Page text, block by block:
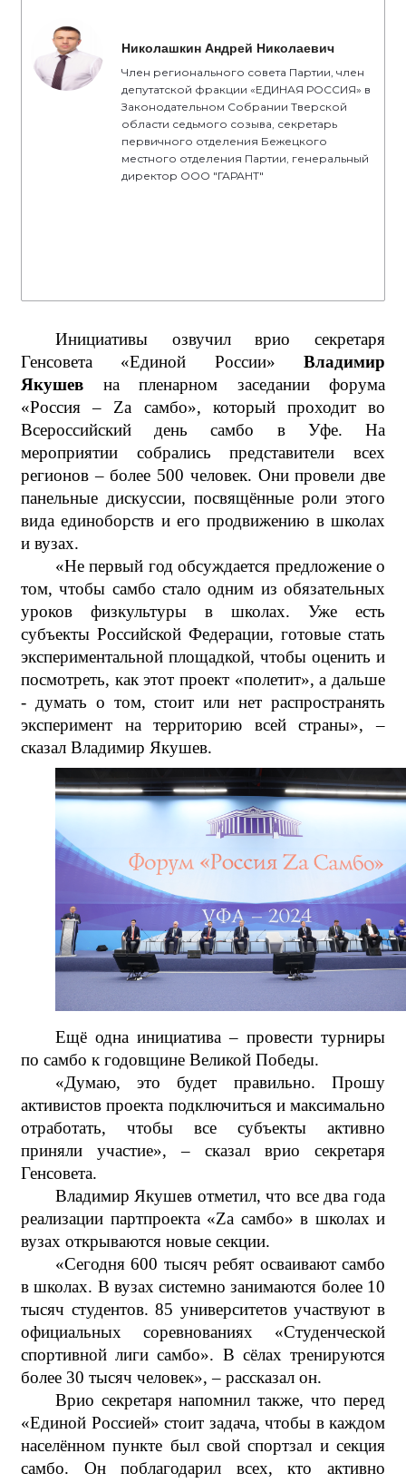
Николашкин Андрей Николаевич
Член регионального совета Партии, член
депутатской фракции «ЕДИНАЯ РОССИЯ» в
Законодательном Собрании Тверской
области седьмого созыва, секретарь
первичного отделения Бежецкого
местного отделения Партии, генеральный
директор ООО "ГАРАНТ"
Инициативы озвучил врио секретаря
Генсовета «Единой России» Владимир
Якушев на пленарном заседании форума
«Россия – Zа самбо», который проходит во
Всероссийский день самбо в Уфе. На
мероприятии собрались представители всех
регионов – более 500 человек. Они провели две
панельные дискуссии, посвящённые роли этого
вида единоборств и его продвижению в школах
и вузах.
«Не первый год обсуждается предложение о
том, чтобы самбо стало одним из обязательных
уроков физкультуры в школах. Уже есть
субъекты Российской Федерации, готовые стать
экспериментальной площадкой, чтобы оценить и
посмотреть, как этот проект «полетит», а дальше
- думать о том, стоит или нет распространять
эксперимент на территорию всей страны», –
сказал Владимир Якушев.
Ещё одна инициатива – провести турниры
по самбо к годовщине Великой Победы.
«Думаю, это будет правильно. Прошу
активистов проекта подключиться и максимально
отработать, чтобы все субъекты активно
приняли участие», – сказал врио секретаря
Генсовета.
Владимир Якушев отметил, что все два года
реализации партпроекта «Zа самбо» в школах и
вузах открываются новые секции.
«Сегодня 600 тысяч ребят осваивают самбо
в школах. В вузах системно занимаются более 10
тысяч студентов. 85 университетов участвуют в
официальных соревнованиях «Студенческой
спортивной лиги самбо». В сёлах тренируются
более 30 тысяч человек», – рассказал он.
Врио секретаря напомнил также, что перед
«Единой Россией» стоит задача, чтобы в каждом
населённом пункте был свой спортзал и секция
самбо. Он поблагодарил всех, кто активно